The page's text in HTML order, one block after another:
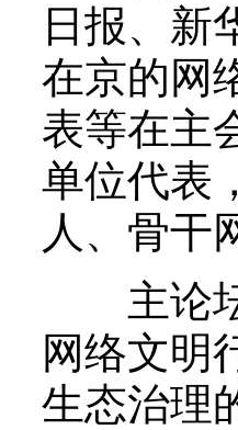
日报、新
在京的网
表等在主
单位代表
人、骨干
主论坛
网络文明
生态治理